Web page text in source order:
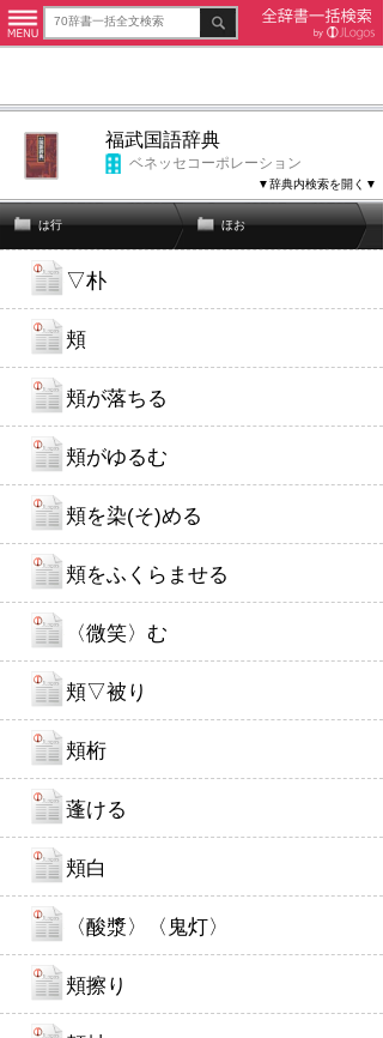
福武国語辞典
ベネッセコーポレーション
▼辞典内検索を開く▼
は行 ほお
▽朴
頬
頬が落ちる
頬がゆるむ
頬を染(そ)める
頬をふくらませる
〈微笑〉む
頬▽被り
頬桁
蓬ける
頬白
〈酸漿〉〈鬼灯〉
頬擦り